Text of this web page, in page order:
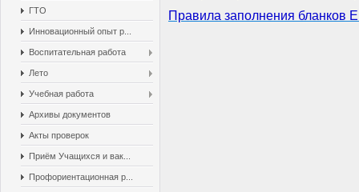
ГТО
Инновационный опыт р...
Воспитательная работа
Лето
Учебная работа
Архивы документов
Акты проверок
Приём Учащихся и вак...
Профориентационная р...
Правила заполнения бланков